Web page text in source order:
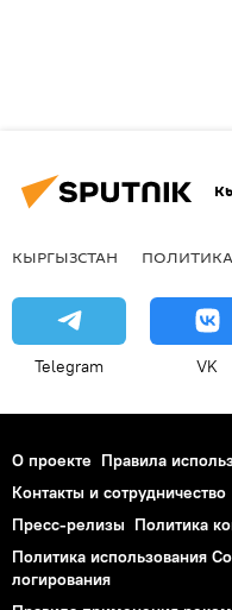
КЫРГЫЗСТАН ПОЛИТИКА
Telegram VK
О проекте Правила
Контакты и сотрудничество
Пресс-релизы Политика
Политика использования
логирования